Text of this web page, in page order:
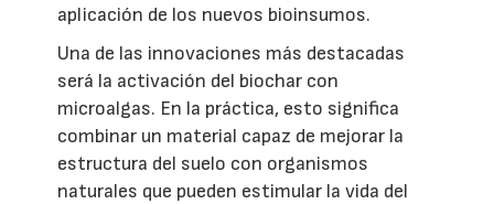
aplicación de los nuevos bioinsumos.
Una de las innovaciones más destacadas
será la activación del biochar con
microalgas. En la práctica, esto significa
combinar un material capaz de mejorar la
estructura del suelo con organismos
naturales que pueden estimular la vida del